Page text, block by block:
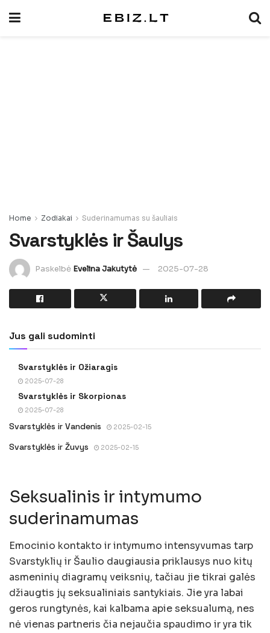
Home Zodiakai Suderinamumas su šauliais
Svarstyklės ir Šaulys
Paskelbė Evelina Jakutytė 2025-07-28
Jus gali sudominti
Svarstyklės ir Ožiaragis
2025-07-28
Svarstyklės ir Skorpionas
2025-07-28
Svarstyklės ir Vandenis 2025-02-15
Svarstyklės ir Žuvys 2025-02-15
Seksualinis ir intymumo
suderinamumas
Emocinio kontakto ir intymumo intensyvumas tarp
Svarstyklių ir Šaulio daugiausia priklausys nuo kitų
asmeninių diagramų veiksnių, tačiau jie tikrai galės
džiaugtis jų seksualiniais santykiais. Jie yra labai
geros rungtynės, kai kalbama apie seksualumą, nes
nė vienas partneris čia nejaučia spaudimo ir yra tik